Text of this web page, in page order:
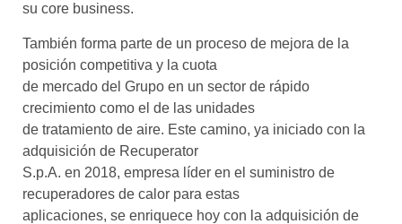
su core business.
También forma parte de un proceso de mejora de la
posición competitiva y la cuota
de mercado del Grupo en un sector de rápido
crecimiento como el de las unidades
de tratamiento de aire. Este camino, ya iniciado con la
adquisición de Recuperator
S.p.A. en 2018, empresa líder en el suministro de
recuperadores de calor para estas
aplicaciones, se enriquece hoy con la adquisición de